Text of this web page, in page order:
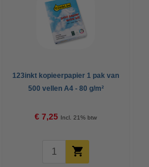
123inkt kopieerpapier 1 pak van
500 vellen A4 - 80 g/m²
€ 7,25 Incl. 21% btw